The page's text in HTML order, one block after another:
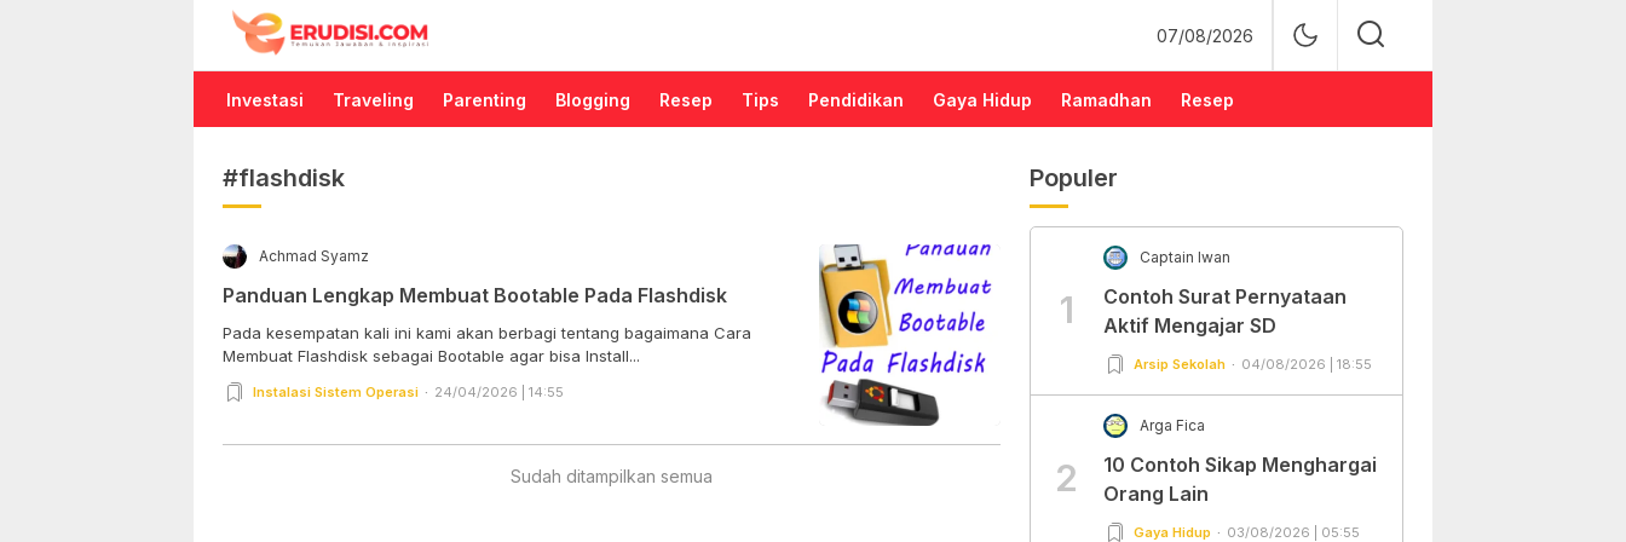
Erudisi
Temukan Jawaban dan Inspirasi
07/08/2026
Investasi Traveling Parenting Blogging Resep Tips Pendidikan Gaya Hidup Ramadhan Resep
#flashdisk
Achmad Syamz
Panduan Lengkap Membuat Bootable Pada Flashdisk
Pada kesempatan kali ini kami akan berbagi tentang bagaimana Cara
Membuat Flashdisk sebagai Bootable agar bisa Install...
Instalasi Sistem Operasi 24/04/2026 | 14:55
Sudah ditampilkan semua
Populer
1
Captain Iwan
Contoh Surat Pernyataan
Aktif Mengajar SD
Arsip Sekolah 04/08/2026 | 18:55
2
Arga Fica
10 Contoh Sikap Menghargai
Orang Lain
Gaya Hidup 03/08/2026 | 05:55